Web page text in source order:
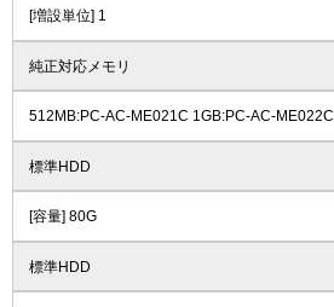
[増設単位] 1
純正対応メモリ
512MB:PC-AC-ME021C 1GB:PC-AC-ME022C
標準HDD
[容量] 80G
標準HDD